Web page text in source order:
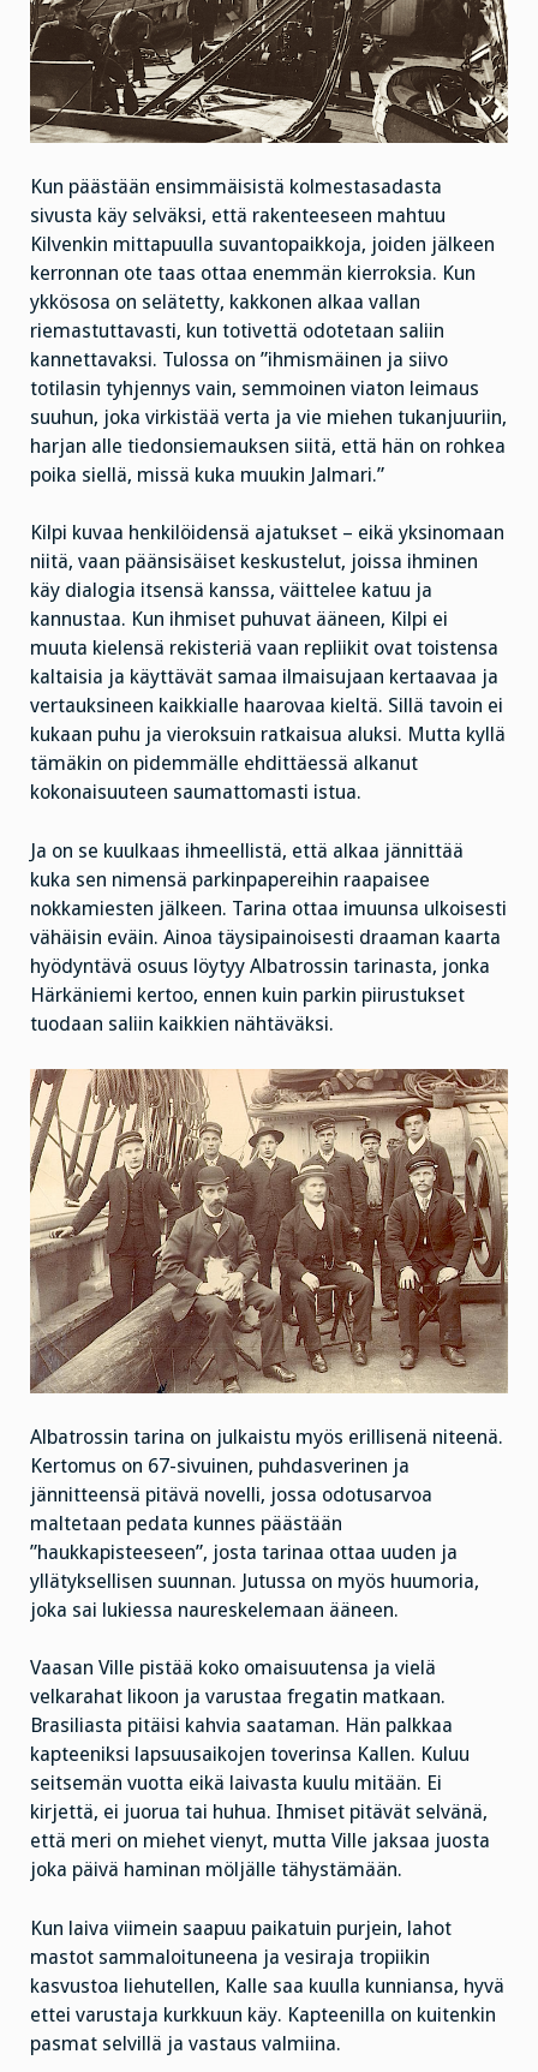
Kun päästään ensimmäisistä kolmestasadasta
sivusta käy selväksi, että rakenteeseen mahtuu
Kilvenkin mittapuulla suvantopaikkoja, joiden jälkeen
kerronnan ote taas ottaa enemmän kierroksia. Kun
ykkösosa on selätetty, kakkonen alkaa vallan
riemastuttavasti, kun totivettä odotetaan saliin
kannettavaksi. Tulossa on ”ihmismäinen ja siivo
totilasin tyhjennys vain, semmoinen viaton leimaus
suuhun, joka virkistää verta ja vie miehen tukanjuuriin,
harjan alle tiedonsiemauksen siitä, että hän on rohkea
poika siellä, missä kuka muukin Jalmari.”
Kilpi kuvaa henkilöidensä ajatukset – eikä yksinomaan
niitä, vaan päänsisäiset keskustelut, joissa ihminen
käy dialogia itsensä kanssa, väittelee katuu ja
kannustaa. Kun ihmiset puhuvat ääneen, Kilpi ei
muuta kielensä rekisteriä vaan repliikit ovat toistensa
kaltaisia ja käyttävät samaa ilmaisujaan kertaavaa ja
vertauksineen kaikkialle haarovaa kieltä. Sillä tavoin ei
kukaan puhu ja vieroksuin ratkaisua aluksi. Mutta kyllä
tämäkin on pidemmälle ehdittäessä alkanut
kokonaisuuteen saumattomasti istua.
Ja on se kuulkaas ihmeellistä, että alkaa jännittää
kuka sen nimensä parkinpapereihin raapaisee
nokkamiesten jälkeen. Tarina ottaa imuunsa ulkoisesti
vähäisin eväin. Ainoa täysipainoisesti draaman kaarta
hyödyntävä osuus löytyy Albatrossin tarinasta, jonka
Härkäniemi kertoo, ennen kuin parkin piirustukset
tuodaan saliin kaikkien nähtäväksi.
Albatrossin tarina on julkaistu myös erillisenä niteenä.
Kertomus on 67-sivuinen, puhdasverinen ja
jännitteensä pitävä novelli, jossa odotusarvoa
maltetaan pedata kunnes päästään
”haukkapisteeseen”, josta tarinaa ottaa uuden ja
yllätyksellisen suunnan. Jutussa on myös huumoria,
joka sai lukiessa naureskelemaan ääneen.
Vaasan Ville pistää koko omaisuutensa ja vielä
velkarahat likoon ja varustaa fregatin matkaan.
Brasiliasta pitäisi kahvia saataman. Hän palkkaa
kapteeniksi lapsuusaikojen toverinsa Kallen. Kuluu
seitsemän vuotta eikä laivasta kuulu mitään. Ei
kirjettä, ei juorua tai huhua. Ihmiset pitävät selvänä,
että meri on miehet vienyt, mutta Ville jaksaa juosta
joka päivä haminan möljälle tähystämään.
Kun laiva viimein saapuu paikatuin purjein, lahot
mastot sammaloituneena ja vesiraja tropiikin
kasvustoa liehutellen, Kalle saa kuulla kunniansa, hyvä
ettei varustaja kurkkuun käy. Kapteenilla on kuitenkin
pasmat selvillä ja vastaus valmiina.